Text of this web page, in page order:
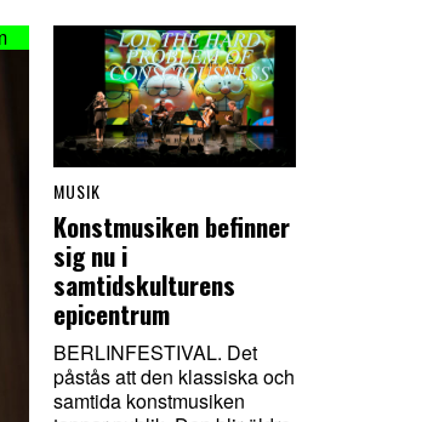
MUSIK
Konstmusiken befinner
sig nu i
samtidskulturens
epicentrum
BERLINFESTIVAL. Det
påstås att den klassiska och
samtida konstmusiken